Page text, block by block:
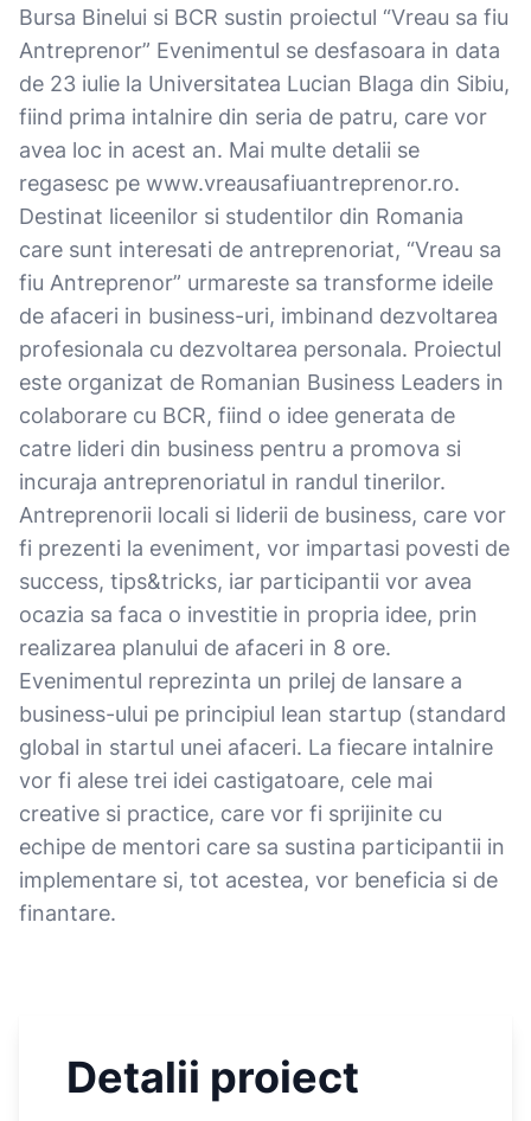
Bursa Binelui si BCR sustin proiectul “Vreau sa fiu
Antreprenor” Evenimentul se desfasoara in data
de 23 iulie la Universitatea Lucian Blaga din Sibiu,
fiind prima intalnire din seria de patru, care vor
avea loc in acest an. Mai multe detalii se
regasesc pe www.vreausafiuantreprenor.ro.
Destinat liceenilor si studentilor din Romania
care sunt interesati de antreprenoriat, “Vreau sa
fiu Antreprenor” urmareste sa transforme ideile
de afaceri in business-uri, imbinand dezvoltarea
profesionala cu dezvoltarea personala. Proiectul
este organizat de Romanian Business Leaders in
colaborare cu BCR, fiind o idee generata de
catre lideri din business pentru a promova si
incuraja antreprenoriatul in randul tinerilor.
Antreprenorii locali si liderii de business, care vor
fi prezenti la eveniment, vor impartasi povesti de
success, tips&tricks, iar participantii vor avea
ocazia sa faca o investitie in propria idee, prin
realizarea planului de afaceri in 8 ore.
Evenimentul reprezinta un prilej de lansare a
business-ului pe principiul lean startup (standard
global in startul unei afaceri. La fiecare intalnire
vor fi alese trei idei castigatoare, cele mai
creative si practice, care vor fi sprijinite cu
echipe de mentori care sa sustina participantii in
implementare si, tot acestea, vor beneficia si de
finantare.
Detalii proiect